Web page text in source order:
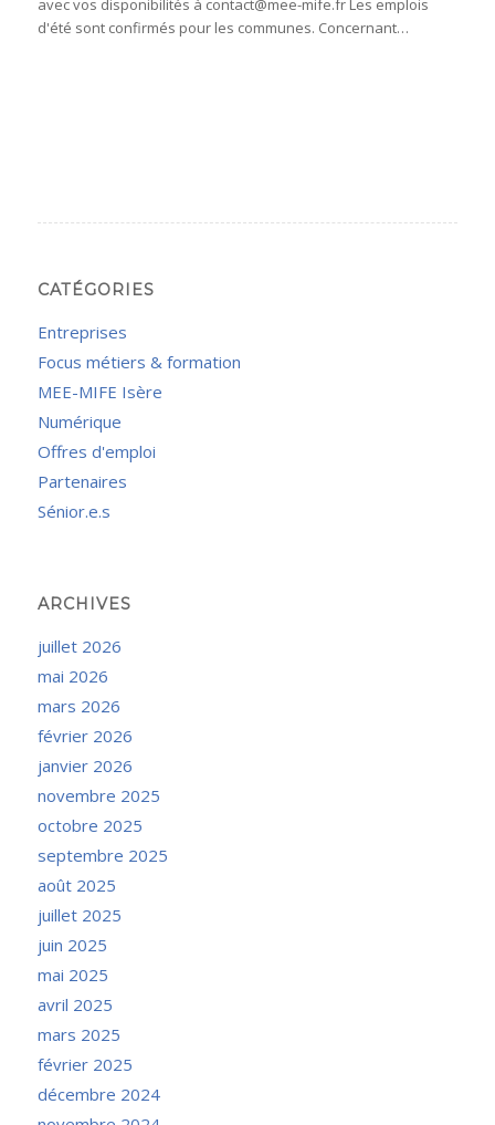
avec vos disponibilités à contact@mee-mife.fr Les emplois
d'été sont confirmés pour les communes. Concernant…
CATÉGORIES
Entreprises
Focus métiers & formation
MEE-MIFE Isère
Numérique
Offres d'emploi
Partenaires
Sénior.e.s
ARCHIVES
juillet 2026
mai 2026
mars 2026
février 2026
janvier 2026
novembre 2025
octobre 2025
septembre 2025
août 2025
juillet 2025
juin 2025
mai 2025
avril 2025
mars 2025
février 2025
décembre 2024